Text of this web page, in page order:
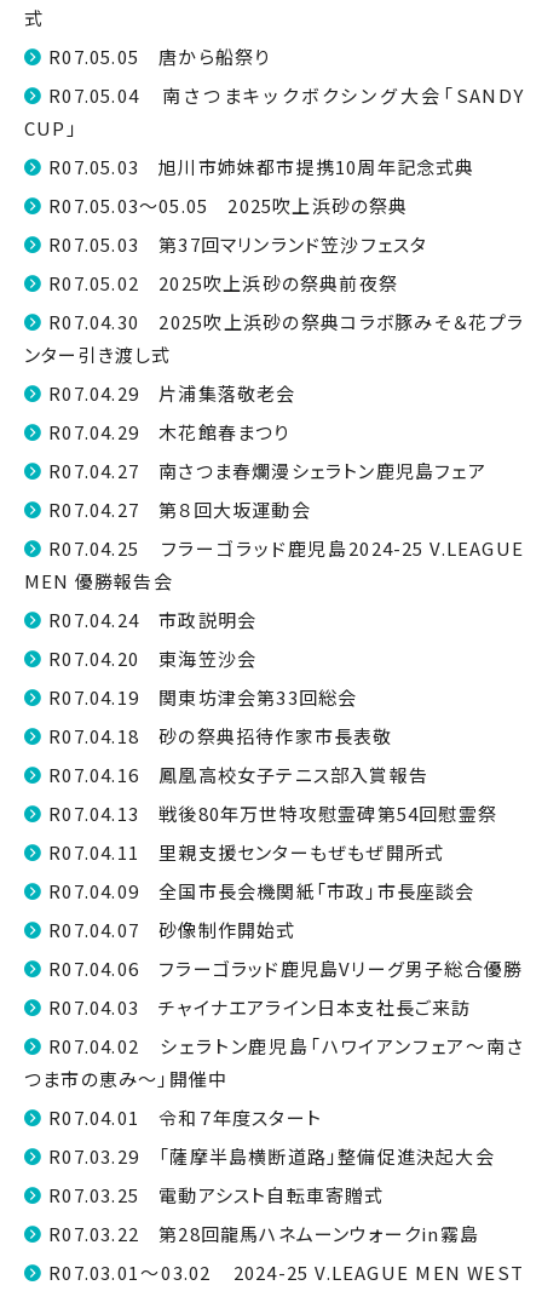
式
R07.05.05 唐から船祭り
R07.05.04 南さつまキックボクシング大会「SANDY
CUP」
R07.05.03 旭川市姉妹都市提携10周年記念式典
R07.05.03～05.05 2025吹上浜砂の祭典
R07.05.03 第37回マリンランド笠沙フェスタ
R07.05.02 2025吹上浜砂の祭典前夜祭
R07.04.30 2025吹上浜砂の祭典コラボ豚みそ＆花プラ
ンター引き渡し式
R07.04.29 片浦集落敬老会
R07.04.29 木花館春まつり
R07.04.27 南さつま春爛漫シェラトン鹿児島フェア
R07.04.27 第８回大坂運動会
R07.04.25 フラーゴラッド鹿児島2024-25 V.LEAGUE
MEN 優勝報告会
R07.04.24 市政説明会
R07.04.20 東海笠沙会
R07.04.19 関東坊津会第33回総会
R07.04.18 砂の祭典招待作家市長表敬
R07.04.16 鳳凰高校女子テニス部入賞報告
R07.04.13 戦後80年万世特攻慰霊碑第54回慰霊祭
R07.04.11 里親支援センターもぜもぜ開所式
R07.04.09 全国市長会機関紙「市政」市長座談会
R07.04.07 砂像制作開始式
R07.04.06 フラーゴラッド鹿児島Vリーグ男子総合優勝
R07.04.03 チャイナエアライン日本支社長ご来訪
R07.04.02 シェラトン鹿児島「ハワイアンフェア〜南さ
つま市の恵み〜」開催中
R07.04.01 令和７年度スタート
R07.03.29 「薩摩半島横断道路」整備促進決起大会
R07.03.25 電動アシスト自転車寄贈式
R07.03.22 第28回龍馬ハネムーンウォークin霧島
R07.03.01～03.02 2024-25 V.LEAGUE MEN WEST